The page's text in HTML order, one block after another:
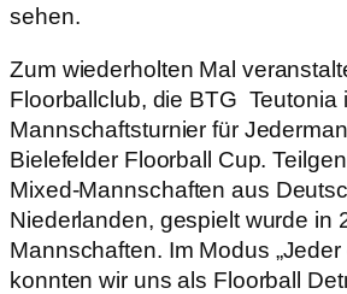
Zum wiederholten Mal
Floorballclub, die BTG Teutonia
Mannschaftsturnier für
Bielefelder Floorball Cup.
Mixed-Mannschaften aus
Niederlanden, gespielt wurde in
Mannschaften. Im Modus
konnten wir uns als Floorball